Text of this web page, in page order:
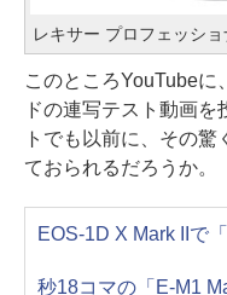
レキサー プロフェッシ
このところYouTubeに
ドの連写テスト動画
トでも以前に、その驚
ておられるだろうか。
EOS-1D X Mark IIで
秒18コマの「E-M1